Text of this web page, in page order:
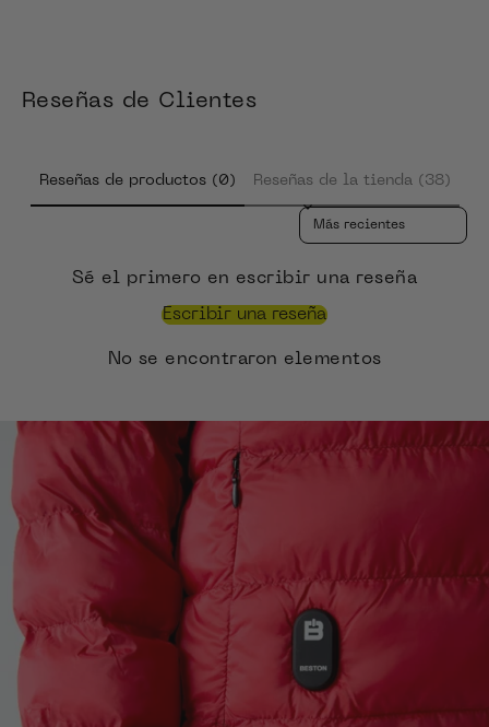
Reseñas de Clientes
Reseñas de productos (0) Reseñas de la tienda (38)
Sort reviews by
Sé el primero en escribir una reseña
Escribir una reseña
No se encontraron elementos